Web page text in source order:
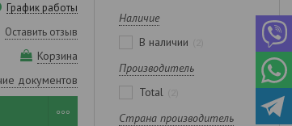
График работы
Оставить отзыв
Корзина
документов
Наличие
В наличии
Производитель
Total
Страна производитель